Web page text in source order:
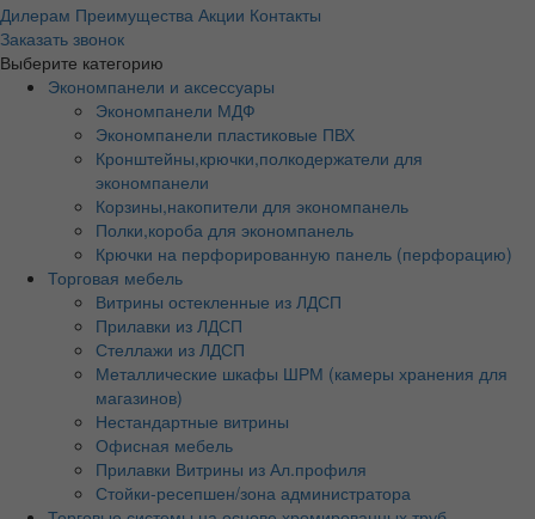
Дилерам Преимущества Акции Контакты
Заказать звонок
Выберите категорию
Экономпанели и аксессуары
Экономпанели МДФ
Экономпанели пластиковые ПВХ
Кронштейны,крючки,полкодержатели для
экономпанели
Корзины,накопители для экономпанель
Полки,короба для экономпанель
Крючки на перфорированную панель (перфорацию)
Торговая мебель
Витрины остекленные из ЛДСП
Прилавки из ЛДСП
Стеллажи из ЛДСП
Металлические шкафы ШРМ (камеры хранения для
магазинов)
Нестандартные витрины
Офисная мебель
Прилавки Витрины из Ал.профиля
Стойки-ресепшен/зона администратора